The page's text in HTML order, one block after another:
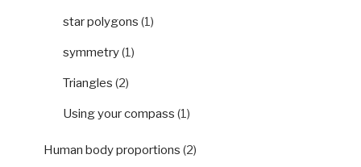
star polygons (1)
symmetry(1)
Triangles (2)
Using your compass (1)
Human body proportions (2)